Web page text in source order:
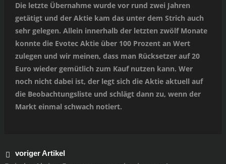
Die letzte Übernahme wurde vor rund zwei Jahren
getätigt und der Aktie kam das unter dem Strich auch
sehr gelegen. Allein innerhalb der letzten zwölf Monate
konnte die Evotec Aktie über 100 Prozent an Wert
zulegen und wir meinen, dass man Rücksetzer auf 20
Euro wieder gemütlich zum Kauf nutzen kann. Wer
noch nicht dabei ist, der legt sich die Aktie aktuell auf
die Beobachtungsliste und schlägt dann zu, wenn der
Markt einmal schwach notiert.
voriger Artikel